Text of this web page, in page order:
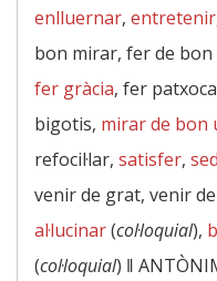
enlluernar, entretenir
bon mirar, fer de bon
fer gràcia, fer
bigotis, mirar de bon
refocil·lar, satisfer,
venir de grat, venir
al·lucinar(col·loquial),
(col·loquial) ‖